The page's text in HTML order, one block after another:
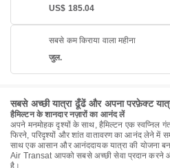
US$ 185.04
सबसे कम किराया वाला महीना
जुल.
सबसे अच्छी यात्रा ढूँढें और अपना परफ़ेक्ट
हैमिल्टन के शानदार नज़ारों का आनंद लें
अपने मनमोहक दृश्यों के साथ, हैमिल्टन एक स्वप्निल
फिरने, परिदृश्यों और शांत वातावरण का आनंद लेने में
साथ एक आसान और आनंददायक यात्रा की योजना
Air Transat आपको सबसे अच्छी सेवा प्रदान करने
है।